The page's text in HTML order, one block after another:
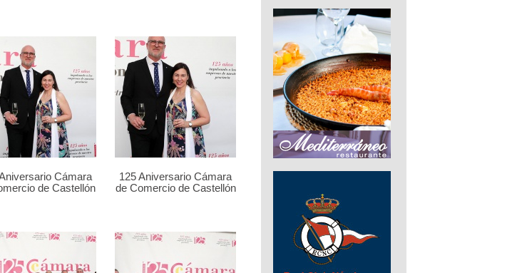
Cámara
de Castellón
125 Aniversario Cámara
de Comercio de Castellón